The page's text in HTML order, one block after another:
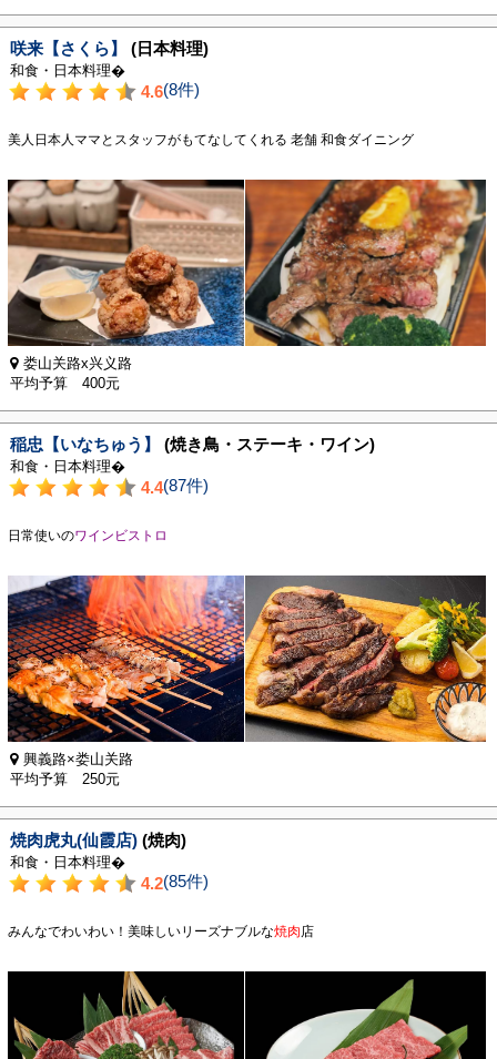
咲来【さくら】 (日本料理)
和食・日本料理�
4.6(8件)
美人日本人ママとスタッフがもてなしてくれる 老舗 和食ダイニング
娄山关路x兴义路
平均予算 400元
稲忠【いなちゅう】 (焼き鳥・ステーキ・ワイン)
和食・日本料理�
4.4(87件)
日常使いのワインビストロ
興義路×娄山关路
平均予算 250元
焼肉虎丸(仙霞店) (焼肉)
和食・日本料理�
4.2(85件)
みんなでわいわい！美味しいリーズナブルな焼肉店